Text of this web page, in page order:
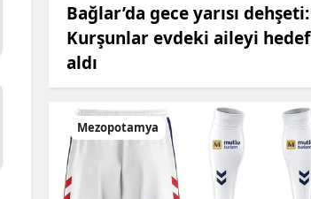
Bağlar’da gece yarısı dehşeti:
Kurşunlar evdeki aileyi hedef
aldı
Mezopotamya